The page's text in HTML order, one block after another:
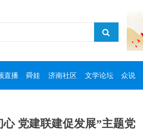
直播 舜娃 济南社区 文学论坛 众说
党建联建促发展”主题党